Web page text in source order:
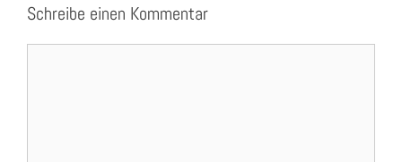
Schreibe einen Kommentar